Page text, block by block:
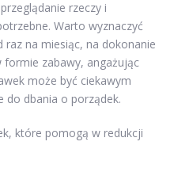
rzeczy i
Warto wyznaczyć
raz na miesiąc, na dokonanie
formie zabawy, angażując
może być ciekawym
do dbania o porządek.
które pomogą w redukcji